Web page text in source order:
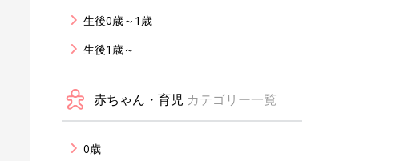
生後0歳～1歳
生後1歳～
赤ちゃん・育児 カテゴリー一覧
0歳